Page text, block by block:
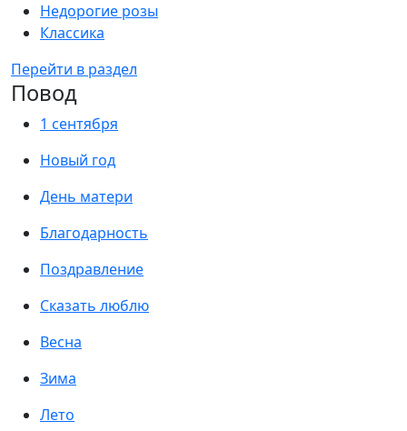
Недорогие розы
Классика
Перейти в раздел
Повод
1 сентября
Новый год
День матери
Благодарность
Поздравление
Сказать люблю
Весна
Зима
Лето